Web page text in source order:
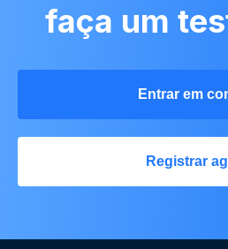
faça um
Entrar em
Registrar